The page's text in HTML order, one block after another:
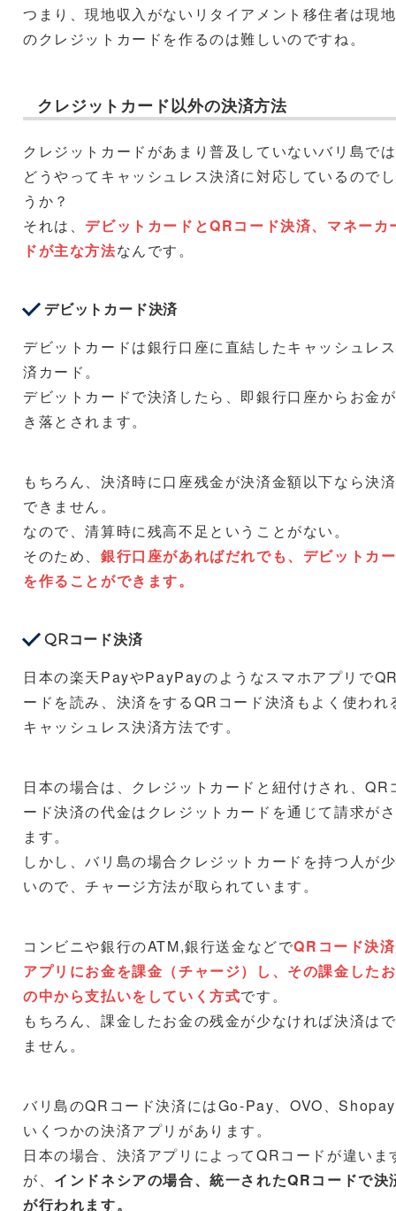
つまり、現地収入がないリタイアメント移住者は現
のクレジットカードを作るのは難しいのですね。
クレジットカード以外の決済方法
クレジットカードがあまり普及していないバリ島で
どうやってキャッシュレス決済に対応しているので
うか？
それは、 デビットカードとQRコード決済、マネーカ
ドが主な方法なんです。
デビットカード決済
デビットカードは銀行口座に直結したキャッシュレ
済カード。
デビットカードで決済したら、即銀行口座からお金
き落とされます。
もちろん、決済時に口座残金が決済金額以下なら決
できません。
なので、清算時に残高不足ということがない。
そのため、 銀行口座があればだれでも、デビットカ
を作ることができます。
QRコード決済
日本の楽天PayやPayPayのようなスマホアプリで
ードを読み、決済をするQRコード決済もよく使われ
キャッシュレス決済方法です。
日本の場合は、クレジットカードと紐付けされ、QR
ード決済の代金はクレジットカードを通じて請求が
ます。
しかし、バリ島の場合クレジットカードを持つ人が
いので、チャージ方法が取られています。
コンビニや銀行のATM,銀行送金などでQRコード決
アプリにお金を課金（チャージ）し、その課金した
の中から支払いをしていく方式です。
もちろん、課金したお金の残金が少なければ決済は
ません。
バリ島のQRコード決済にはGo-Pay、OVO、
いくつかの決済アプリがあります。
日本の場合、決済アプリによってQRコードが違いま
が、 インドネシアの場合、統一されたQRコードで決
が行われます。